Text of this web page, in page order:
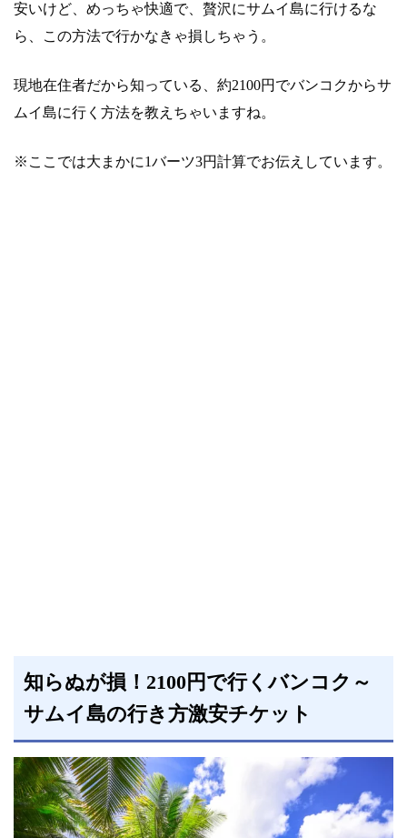
安いけど、めっちゃ快適で、贅沢にサムイ島に行けるな
ら、この方法で行かなきゃ損しちゃう。
現地在住者だから知っている、約2100円でバンコクからサ
ムイ島に行く方法を教えちゃいますね。
※ここでは大まかに1バーツ3円計算でお伝えしています。
知らぬが損！2100円で行くバンコク～
サムイ島の行き方激安チケット